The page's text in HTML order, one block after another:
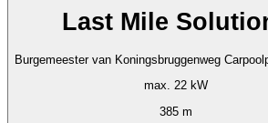
Last Mile
Burgemeester van Koningsbruggenweg
max. 22 kW
385 m